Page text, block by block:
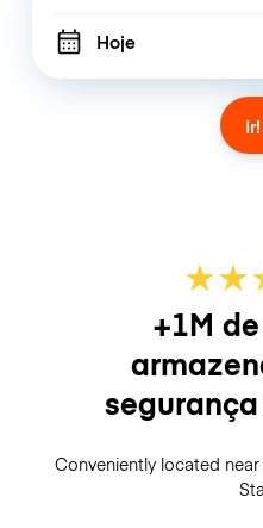
Hoje
Ir!
★★
+1M
segurança
Conveniently located